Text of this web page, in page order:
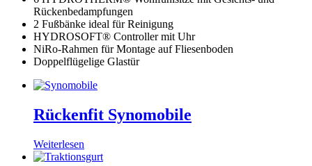
Rückenbedampfungen
2 Fußbänke ideal für Reinigung
HYDROSOFT® Controller mit Uhr
NiRo-Rahmen für Montage auf Fliesenboden
Doppelflügelige Glastür
Rückenfit Synomobile
Weiterlesen